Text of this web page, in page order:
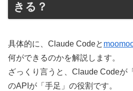
きる？
具体的に、Claude Codeと
何ができるのかを解説します。
ざっくり言うと、Claude Codeが
のAPIが「手足」の役割です。